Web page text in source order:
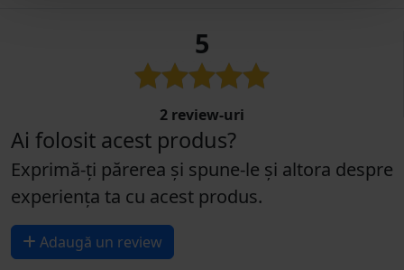
5
2 review-uri
Ai folosit acest produs?
Exprimă-ți părerea și spune-le și altora despre
experiența ta cu acest produs.
Adaugă un review